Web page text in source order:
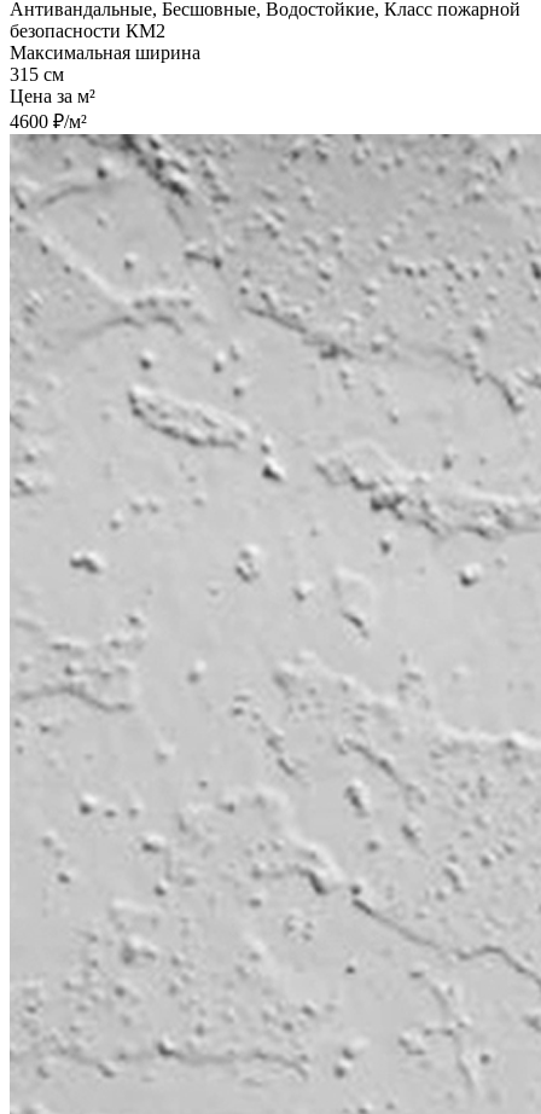
Антивандальные, Бесшовные, Водостойкие, Класс пожарной
безопасности КМ2
Максимальная ширина
315 см
Цена за м²
4600 ₽/м²